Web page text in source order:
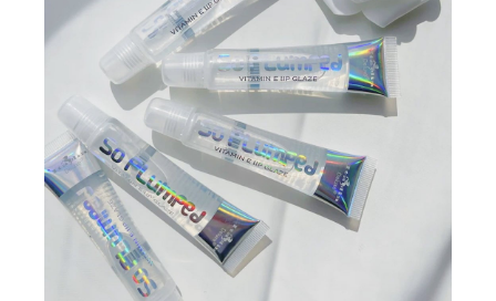
Delineador líquido glitter 03-
saniye
Q15.00 + ADD